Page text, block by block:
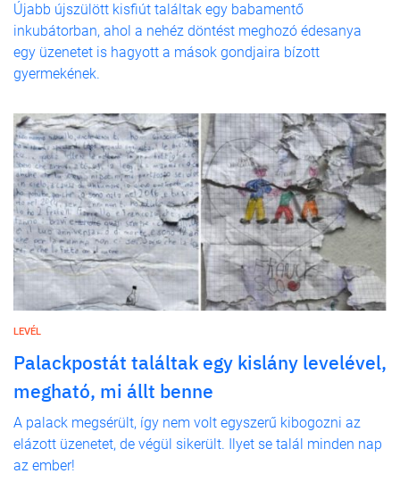
Újabb újszülött kisfiút találtak egy babamentő
inkubátorban, ahol a nehéz döntést meghozó édesanya
egy üzenetet is hagyott a mások gondjaira bízott
gyermekének.
LEVÉL
Palackpostát találtak egy kislány levelével,
megható, mi állt benne
A palack megsérült, így nem volt egyszerű kibogozni az
elázott üzenetet, de végül sikerült. Ilyet se talál minden nap
az ember!